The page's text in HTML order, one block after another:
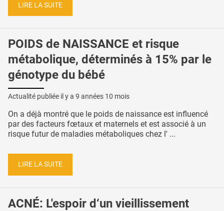
LIRE LA SUITE
POIDS de NAISSANCE et risque
métabolique, déterminés à 15% par le
génotype du bébé
Actualité publiée il y a 9 années 10 mois
On a déjà montré que le poids de naissance est influencé
par des facteurs fœtaux et maternels et est associé à un
risque futur de maladies métaboliques chez l' ...
LIRE LA SUITE
ACNÉ: L'espoir d‘un vieillissement